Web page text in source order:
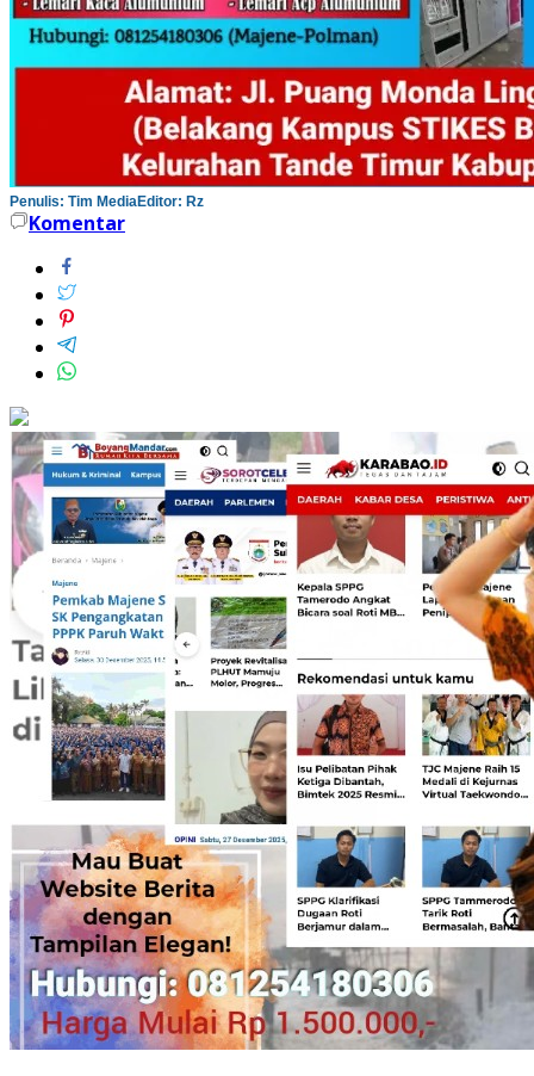
Penulis: Tim MediaEditor: Rz
Komentar